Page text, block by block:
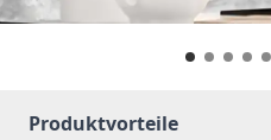
Produktvorteile